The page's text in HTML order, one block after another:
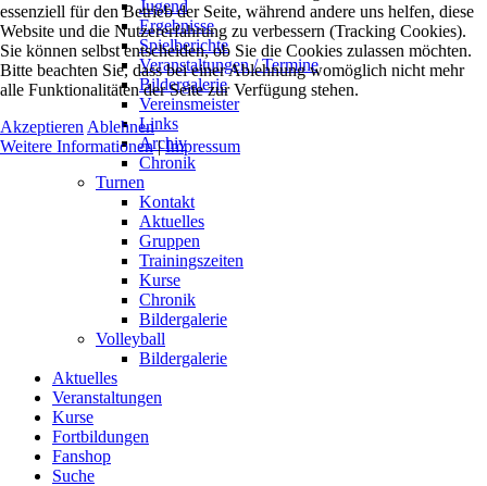
Jugend
Ergebnisse
Spielberichte
Veranstaltungen / Termine
Bildergalerie
Vereinsmeister
Links
Archiv
Chronik
Turnen
Kontakt
Aktuelles
Gruppen
Trainingszeiten
Kurse
Chronik
Bildergalerie
Volleyball
Bildergalerie
Aktuelles
Veranstaltungen
Kurse
Fortbildungen
Fanshop
Suche
essenziell für den Betrieb der Seite, während andere uns helfen, diese
Website und die Nutzererfahrung zu verbessern (Tracking Cookies).
Sie können selbst entscheiden, ob Sie die Cookies zulassen möchten.
Bitte beachten Sie, dass bei einer Ablehnung womöglich nicht mehr
alle Funktionalitäten der Seite zur Verfügung stehen.
Akzeptieren Ablehnen
Weitere Informationen|Impressum